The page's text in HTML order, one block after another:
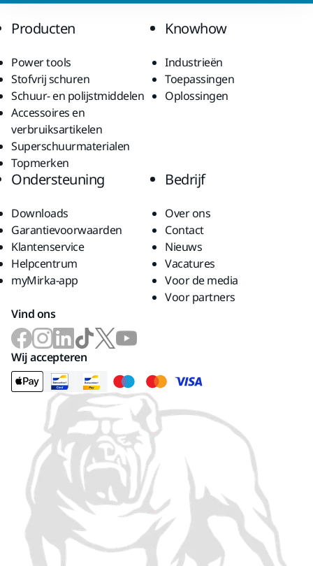
Producten
Power tools
Stofvrij schuren
Schuur- en polijstmiddelen
Accessoires en
verbruiksartikelen
Superschuurmaterialen
Topmerken
Knowhow
Industrieën
Toepassingen
Oplossingen
Ondersteuning
Downloads
Garantievoorwaarden
Klantenservice
Helpcentrum
myMirka-app
Bedrijf
Over ons
Contact
Nieuws
Vacatures
Voor de media
Voor partners
Vind ons
Wij accepteren